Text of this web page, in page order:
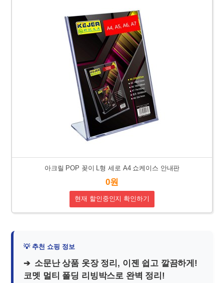
아크릴 POP 꽂이 L형 세로 A4 쇼케이스 안내판
0원
현재 할인중인지 확인하기
소문난 상품 옷장 정리, 이젠 쉽고 깔끔하게!
코멧 멀티 폴딩 리빙박스로 완벽 정리!